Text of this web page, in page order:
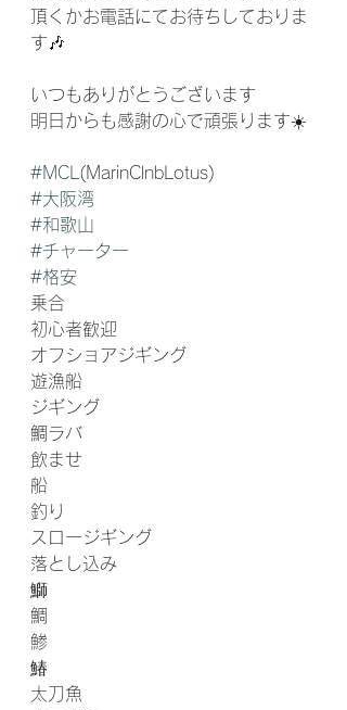
頂くかお電話にてお待ちしておりま
す🎶
いつもありがとうございます
明日からも感謝の心で頑張ります☀️
#MCL (MarinClnbLotus)
#大阪湾
#和歌山
#チャーター
#格安
乗合
初心者歓迎
オフショアジギング
遊漁船
ジギング
鯛ラバ
飲ませ
船
釣り
スロージギング
落とし込み
鰤
鯛
鯵
鰆
太刀魚